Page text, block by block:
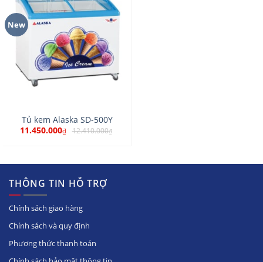
New
Tủ kem Alaska SD-500Y
11.450.000₫ 12.410.000₫
THÔNG TIN HỖ TRỢ
Chính sách giao hàng
Chính sách và quy định
Phương thức thanh toán